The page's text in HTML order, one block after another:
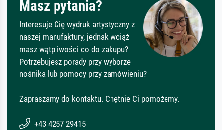
Masz pytania?
Interesuje Cię wydruk artystyczny z
naszej manufaktury, jednak wciąż
masz wątpliwości co do zakupu?
Potrzebujesz porady przy wyborze
nośnika lub pomocy przy zamówieniu?
Zapraszamy do kontaktu. Chętnie Ci pomożemy.
+43 4257 29415